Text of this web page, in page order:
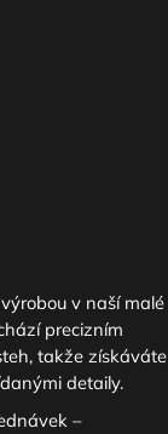
v naší malé
precizním
takže získáváte
detaily.
–